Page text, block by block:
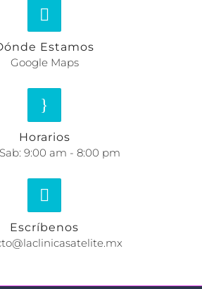
Estamos
Google Maps
Horarios
9:00 am - 8:00 pm
Escríbenos